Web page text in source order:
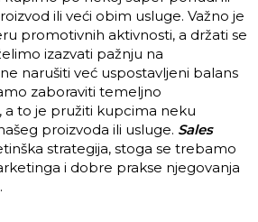
ili veći obim usluge. Važno je
promotivnih aktivnosti, a držati se
izazvati pažnju na
narušiti već uspostavljeni balans
zaboraviti temeljno
a to je pružiti kupcima neku
proizvoda ili usluge. Sales
strategija, stoga se trebamo
i dobre prakse njegovanja